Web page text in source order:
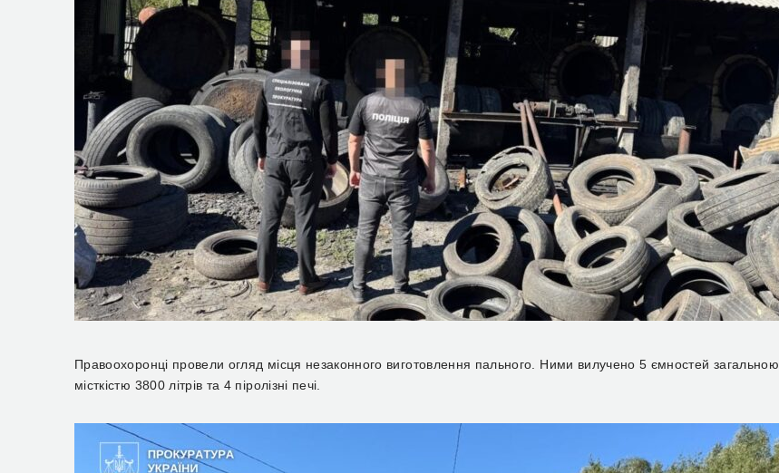
Правоохоронці провели огляд місця незаконного виготовлення пального. Ними вилучено 5 ємностей загальною
місткістю 3800 літрів та 4 піролізні печі.